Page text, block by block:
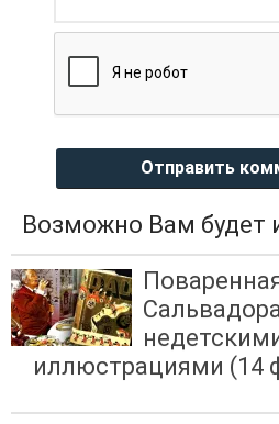
Отправить
Возможно Вам будет
иллюстрациями (14